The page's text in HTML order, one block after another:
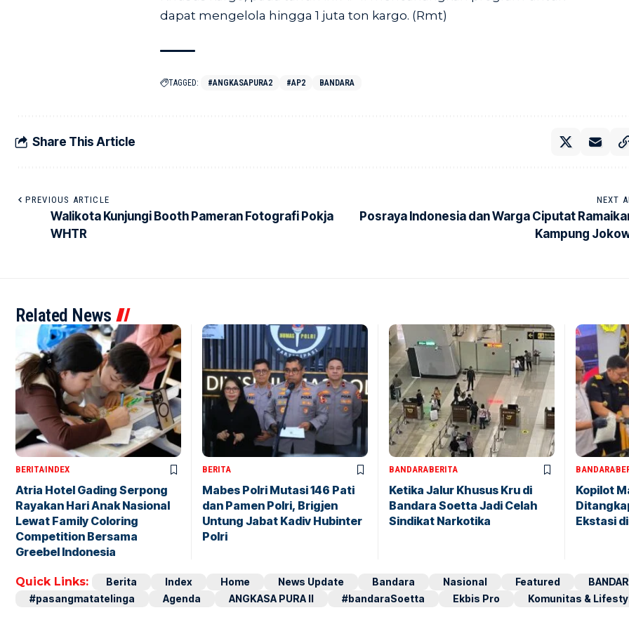
dapat mengelola hingga 1 juta ton kargo. (Rmt)
TAGGED: #ANGKASAPURA2 #AP2 BANDARA
Share This Article
PREVIOUS ARTICLE
Walikota Kunjungi Booth Pameran Fotografi Pokja
WHTR
NEXT
Posraya Indonesia dan Warga Ciputat
Kampung
Related News
BERITAINDEX
Atria Hotel Gading Serpong
Rayakan Hari Anak Nasional
Lewat Family Coloring
Competition Bersama
Greebel Indonesia
BERITA
Mabes Polri Mutasi 146 Pati
dan Pamen Polri, Brigjen
Untung Jabat Kadiv Hubinter
Polri
BANDARABERITA
Ketika Jalur Khusus Kru di
Bandara Soetta Jadi Celah
Sindikat Narkotika
BANDARA
Kopilot
Ekstasi
Quick Links: Berita Index Home News Update Bandara Nasional Featured
#pasangmatatelinga
Agenda ANGKASA PURA II #bandaraSoetta Ekbis Pro Komunitas &